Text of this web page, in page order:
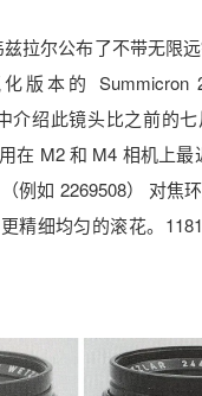
拉尔公布了不带无限
版本的 Summicron
介绍此镜头比之前的
在 M2 和 M4 相机上最
例如 2269508） 对焦
精细均匀的滚花。